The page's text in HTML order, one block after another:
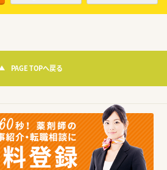
PAGE TOPへ戻る